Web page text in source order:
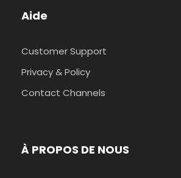
Aide
Customer Support
Privacy & Policy
Contact Channels
À PROPOS DE NOUS